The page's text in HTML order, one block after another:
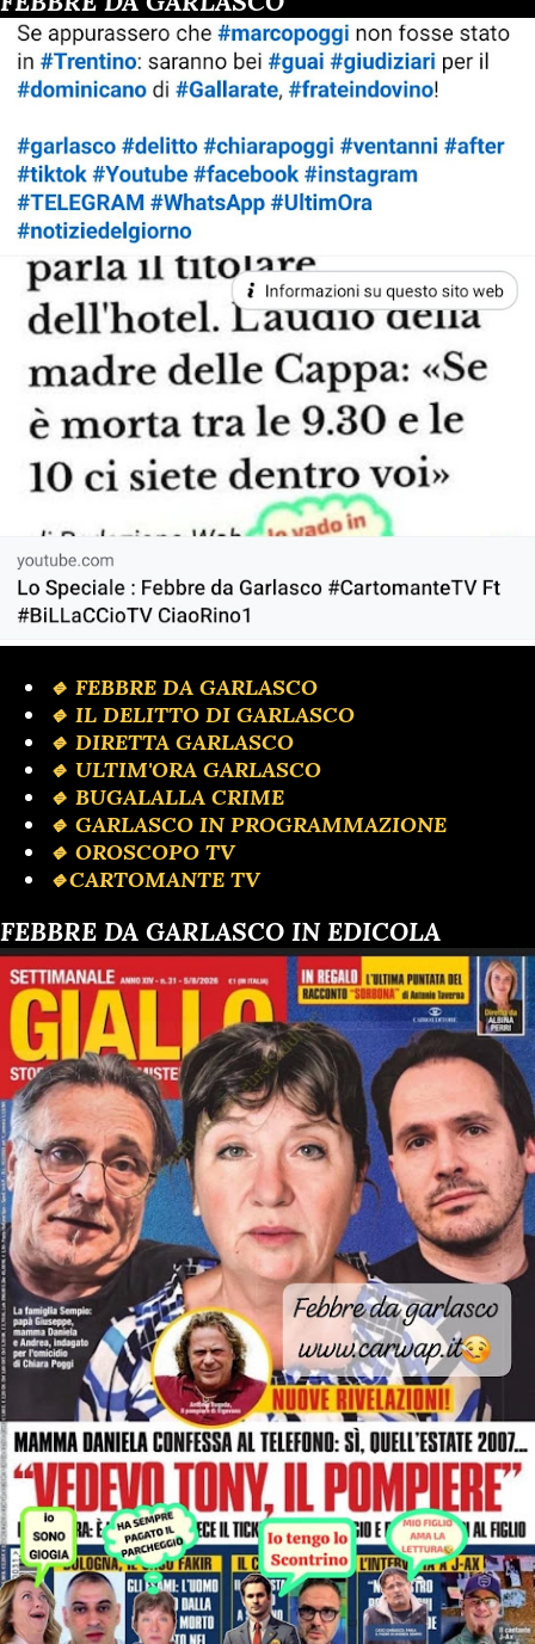
🔹 FEBBRE DA GARLASCO
🔹 IL DELITTO DI GARLASCO
🔹️ DIRETTA GARLASCO
🔹 ULTIM'ORA GARLASCO
🔹️ BUGALALLA CRIME
🔹️ GARLASCO IN PROGRAMMAZIONE
🔹️ OROSCOPO TV
🔹️CARTOMANTE TV
FEBBRE DA GARLASCO IN EDICOLA